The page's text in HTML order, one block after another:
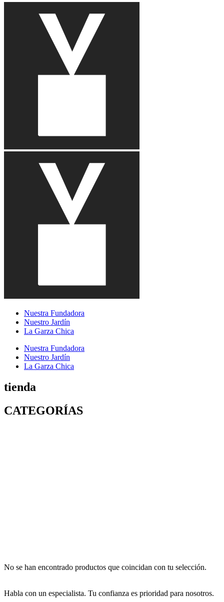
Nuestra Fundadora
Nuestro Jardín
La Garza Chica
Nuestra Fundadora
Nuestro Jardín
La Garza Chica
tienda
CATEGORÍAS
No se han encontrado productos que coincidan con tu selección.
Habla con un especialista. Tu confianza es prioridad para nosotros.